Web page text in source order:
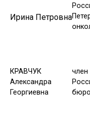
Ирина Петровна
КРАВЧУК
Александра
Георгиевна